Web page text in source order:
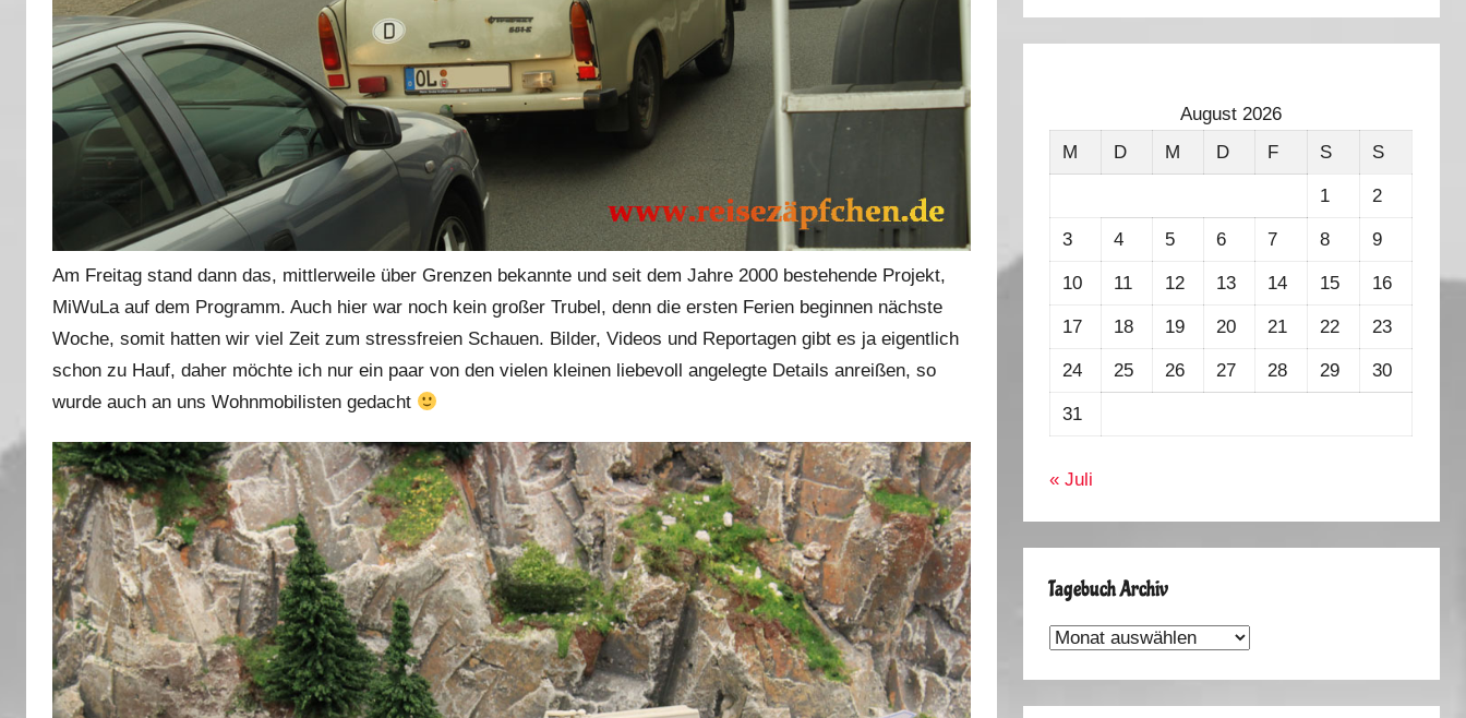
Am Freitag stand dann das, mittlerweile über Grenzen bekannte und seit dem Jahre 2000 bestehende Projekt,
MiWuLa auf dem Programm. Auch hier war noch kein großer Trubel, denn die ersten Ferien beginnen nächste
Woche, somit hatten wir viel Zeit zum stressfreien Schauen. Bilder, Videos und Reportagen gibt es ja eigentlich
schon zu Hauf, daher möchte ich nur ein paar von den vielen kleinen liebevoll angelegte Details anreißen, so
wurde auch an uns Wohnmobilisten gedacht
August 2026
M
D M D F S S
1 2
3 4 5 6 7 8 9
10 11 12 13 14 15 16
17 18 19 20 21 22 23
24 25 26 27 28 29 30
31
« Juli
Tagebuch Archiv
Tagebuch